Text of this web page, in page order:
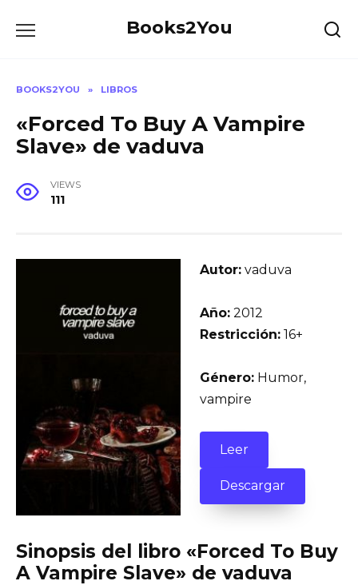
Books2You
BOOKS2YOU » LIBROS
«Forced To Buy A Vampire
Slave» de vaduva
VIEWS
111
Autor: vaduva
Año: 2012
Restricción: 16+
Género: Humor,
vampire
Leer
Descargar
Sinopsis del libro «Forced To Buy
A Vampire Slave» de vaduva